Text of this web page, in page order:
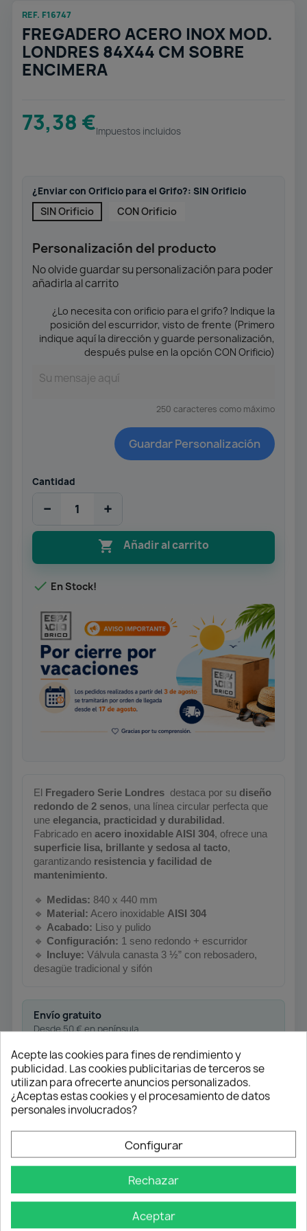
REF. F16747
FREGADERO ACERO INOX MOD.
LONDRES 84X44 CM SOBRE
ENCIMERA
73,38 €Impuestos incluidos
¿Enviar con Orificio para el Grifo?: SIN Orificio
SIN Orificio CON Orificio
Personalización del producto
No olvide guardar su personalización para poder
añadirla al carrito
¿Lo necesita con orificio para el grifo? Indique la
posición del escurridor, visto de frente (Primero
indique aquí la dirección y guarde personalización,
después pulse en la opción CON Orificio)
250 caracteres como máximo
Guardar Personalización
Cantidad
− +
 Añadir al carrito
 En Stock!
El Fregadero Serie Londres ️ destaca por su diseño
redondo de 2 senos, una línea circular perfecta que
une elegancia, practicidad y durabilidad.
Fabricado en acero inoxidable AISI 304, ofrece una
superficie lisa, brillante y sedosa al tacto,
garantizando resistencia y facilidad de
mantenimiento.
🔹 Medidas: 840 x 440 mm
🔹 Material: Acero inoxidable AISI 304
🔹 Acabado: Liso y pulido
🔹 Configuración: 1 seno redondo + escurridor
🔹 Incluye: Válvula canasta 3 ½” con rebosadero,
desagüe tradicional y sifón
Envío gratuito
Desde 50 € en península
Pago flexible
Transferencia
Atención profesional
Te ayudamos con cualquier duda
Acepte las cookies para fines de rendimiento y
publicidad. Las cookies publicitarias de terceros se
utilizan para ofrecerte anuncios personalizados.
¿Aceptas estas cookies y el procesamiento de datos
personales involucrados?
Configurar
Rechazar
Aceptar